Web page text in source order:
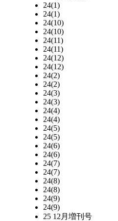
24(1)
24(1)
24(10)
24(10)
24(11)
24(11)
24(12)
24(12)
24(2)
24(2)
24(3)
24(3)
24(4)
24(4)
24(5)
24(5)
24(6)
24(6)
24(7)
24(7)
24(8)
24(8)
24(9)
24(9)
25 12月増刊号